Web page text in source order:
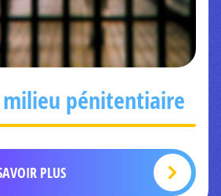
milieu pénitentiaire
PLUS